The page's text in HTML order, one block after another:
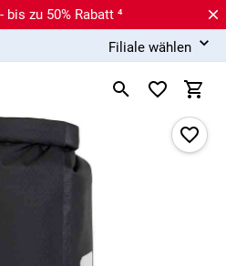
bis zu 50% Rabatt ⁴
Filiale wählen